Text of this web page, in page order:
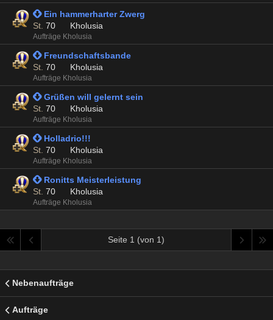
 Ein hammerharter Zwerg
St. 70 Kholusia
Aufträge Kholusia
 Freundschaftsbande
St. 70 Kholusia
Aufträge Kholusia
 Grüßen will gelernt sein
St. 70 Kholusia
Aufträge Kholusia
 Holladrio!!!
St. 70 Kholusia
Aufträge Kholusia
 Ronitts Meisterleistung
St. 70 Kholusia
Aufträge Kholusia
Seite 1 (von 1)
Nebenaufträge
Aufträge